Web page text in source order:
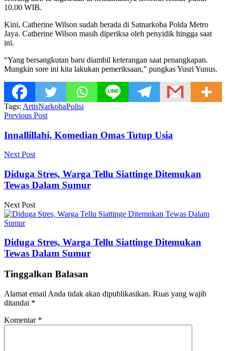
10.00 WIB.
Kini, Catherine Wilson sudah berada di Satnarkoba Polda Metro
Jaya. Catherine Wilson masih diperiksa oleh penyidik hingga saat
ini.
“Yang bersangkutan baru diambil keterangan saat penangkapan.
Mungkin sore ini kita lakukan pemeriksaan,” pungkas Yusri Yunus.
Tags: ArtisNarkobaPolisi
Previous Post
Innallillahi, Komedian Omas Tutup Usia
Next Post
Diduga Stres, Warga Tellu Siattinge Ditemukan
Tewas Dalam Sumur
Next Post
Diduga Stres, Warga Tellu Siattinge Ditemukan
Tewas Dalam Sumur
Tinggalkan Balasan
Alamat email Anda tidak akan dipublikasikan. Ruas yang wajib
ditandai *
Komentar *